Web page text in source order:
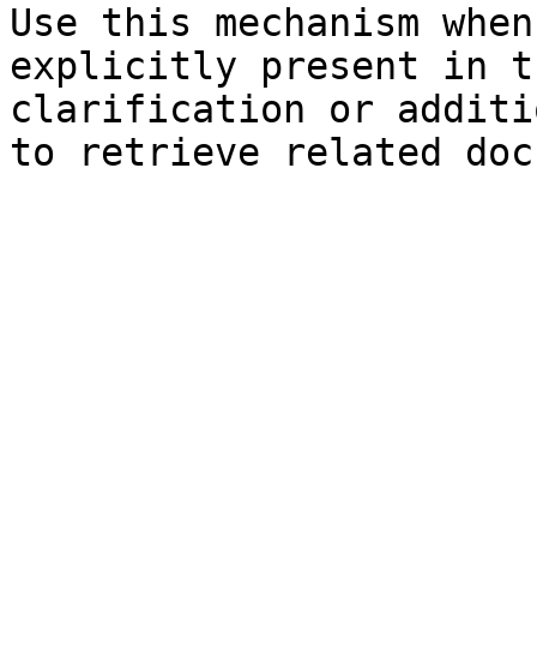
Use this mechanism
explicitly present in
clarification or